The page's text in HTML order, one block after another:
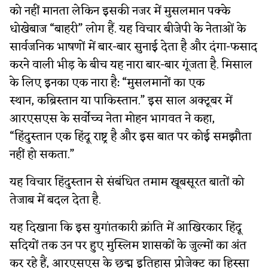
को नहीं मानता लेकिन इसकी नजर में मुसलमान पक्के
धोखेबाज “बाहरी” लोग हैं. यह विचार बीजेपी के नेताओं के
सार्वजनिक भाषणों में बार-बार सुनाई देता है और दंगा-फसाद
करने वाली भीड़ के बीच यह नारा बार-बार गूंजता है. मिसाल
के लिए इनका एक नारा है: “मुसलमानों का एक
स्थान, कब्रिस्तान या पाकिस्तान.” इस साल अक्टूबर में
आरएसएस के सर्वोच्च नेता मोहन भागवत ने कहा,
“हिंदुस्तान एक हिंदू राष्ट्र है और इस बात पर कोई समझौता
नहीं हो सकता.”
यह विचार हिंदुस्तान से संबंधित तमाम खूबसूरत बातों को
तेजाब में बदल देता है.
यह दिखाना कि इस युगांतकारी क्रांति में आखिरकार हिंदू
सदियों तक उन पर हुए मुस्लिम शासकों के जुल्मों का अंत
कर रहे हैं, आरएसएस के छद्म इतिहास प्रोजेक्ट का हिस्सा